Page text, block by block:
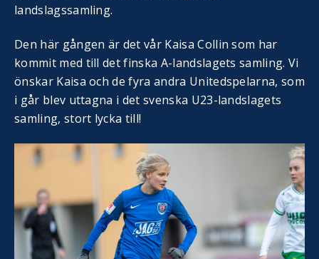
landslagssamling.
Den här gången är det vår Kaisa Collin som har
kommit med till det finska A-landslagets samling. Vi
önskar Kaisa och de fyra andra Unitedspelarna, som
i går blev uttagna i det svenska U23-landslagets
samling, stort lycka till!